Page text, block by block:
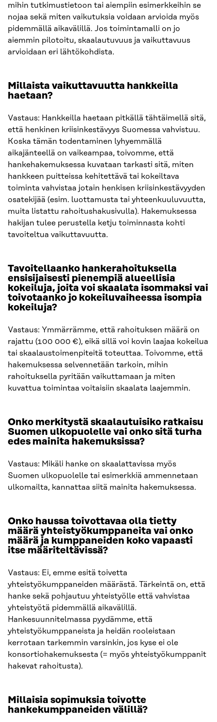
mihin tutkimustietoon tai aiempiin esimerkkeihin se
nojaa sekä miten vaikutuksia voidaan arvioida myös
pidemmällä aikavälillä. Jos toimintamalli on jo
aiemmin pilotoitu, skaalautuvuus ja vaikuttavuus
arvioidaan eri lähtökohdista.
Millaista vaikuttavuutta hankkeilla
haetaan?
Vastaus: Hankkeilla haetaan pitkällä tähtäimellä sitä,
että henkinen kriisinkestävyys Suomessa vahvistuu.
Koska tämän todentaminen lyhyemmällä
aikajänteellä on vaikeampaa, toivomme, että
hankehakemuksessa kuvataan tarkasti sitä, miten
hankkeen puitteissa kehitettävä tai kokeiltava
toiminta vahvistaa jotain henkisen kriisinkestävyyden
osatekijää (esim. luottamusta tai yhteenkuuluvuutta,
muita listattu rahoitushakusivulla). Hakemuksessa
hakijan tulee perustella ketju toiminnasta kohti
tavoiteltua vaikuttavuutta.
Tavoitellaanko hankerahoituksella
ensisijaisesti pienempiä alueellisia
kokeiluja, joita voi skaalata isommaksi vai
toivotaanko jo kokeiluvaiheessa isompia
kokeiluja?
Vastaus: Ymmärrämme, että rahoituksen määrä on
rajattu (100 000 €), eikä sillä voi kovin laajaa kokeilua
tai skaalaustoimenpiteitä toteuttaa. Toivomme, että
hakemuksessa selvennetään tarkoin, mihin
rahoituksella pyritään vaikuttamaan ja miten
kuvattua toimintaa voitaisiin skaalata laajemmin.
Onko merkitystä skaalautuisiko ratkaisu
Suomen ulkopuolelle vai onko sitä turha
edes mainita hakemuksissa?
Vastaus: Mikäli hanke on skaalattavissa myös
Suomen ulkopuolelle tai esimerkkiä ammennetaan
ulkomailta, kannattaa siitä mainita hakemuksessa.
Onko haussa toivottavaa olla tietty
määrä yhteistyökumppaneita vai onko
määrä ja kumppaneiden koko vapaasti
itse määriteltävissä?
Vastaus: Ei, emme esitä toivetta
yhteistyökumppaneiden määrästä. Tärkeintä on, että
hanke sekä pohjautuu yhteistyölle että vahvistaa
yhteistyötä pidemmällä aikavälillä.
Hankesuunnitelmassa pyydämme, että
yhteistyökumppaneista ja heidän rooleistaan
kerrotaan tarkemmin varsinkin, jos kyse ei ole
konsortiohakemuksesta (= myös yhteistyökumppanit
hakevat rahoitusta).
Millaisia sopimuksia toivotte
hankekumppaneiden välillä?